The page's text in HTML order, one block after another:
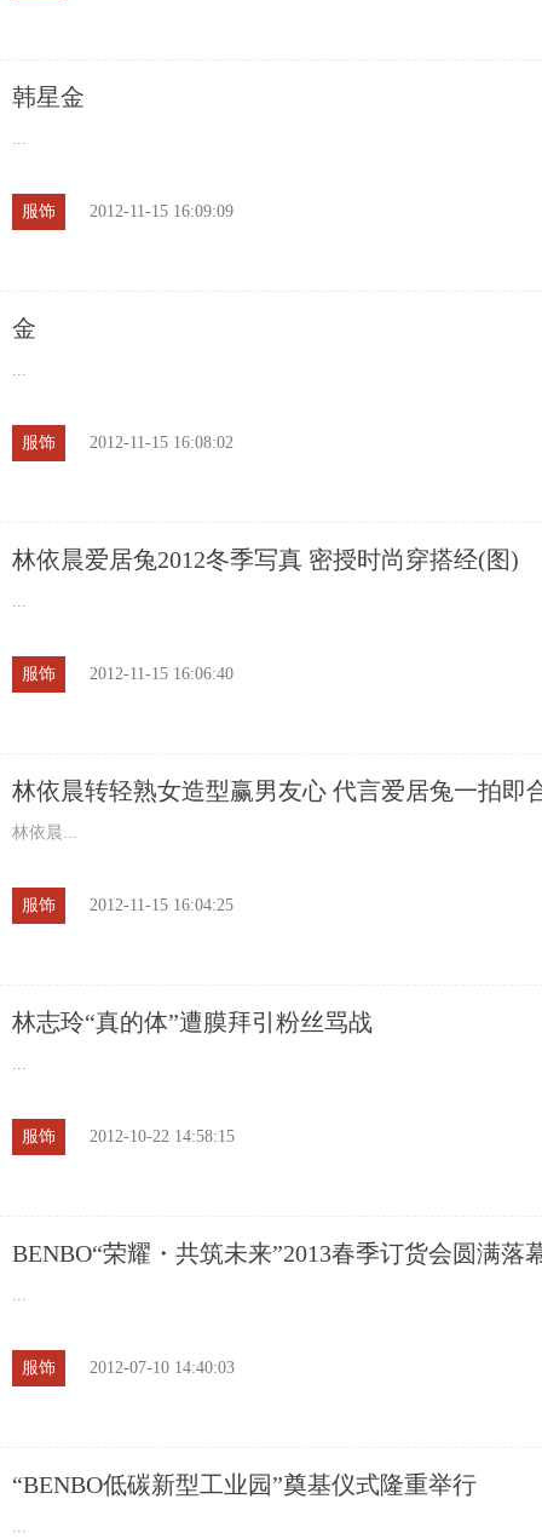
韩星金
...
服饰 2012-11-15 16:09:09
金
...
服饰 2012-11-15 16:08:02
林依晨爱居兔2012冬季写真 密授时尚穿搭经(图)
...
服饰 2012-11-15 16:06:40
林依晨转轻熟女造型赢男友心 代言爱居兔一拍即
林依晨...
服饰 2012-11-15 16:04:25
林志玲“真的体”遭膜拜引粉丝骂战
...
服饰 2012-10-22 14:58:15
BENBO“荣耀・共筑未来”2013春季订货会圆满落
...
服饰 2012-07-10 14:40:03
“BENBO低碳新型工业园”奠基仪式隆重举行
...